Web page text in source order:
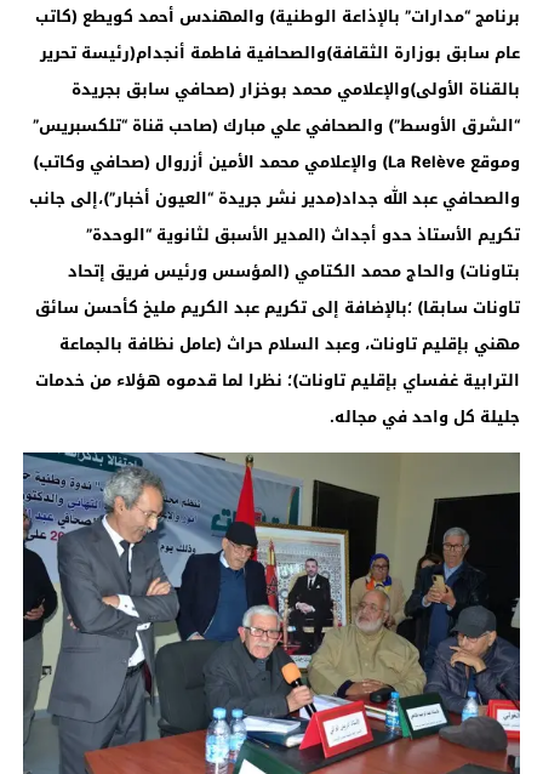
برنامج “مدارات” بالإذاعة الوطنية) والمهندس أحمد كويطع (كاتب
عام سابق بوزارة الثقافة)والصحافية فاطمة أنجدام(رئيسة تحرير
بالقناة الأولى)والإعلامي محمد بوخزار (صحافي سابق بجريدة
“الشرق الأوسط”) والصحافي علي مبارك (صاحب قناة “تلكسبريس”
وموقع
والإعلامي محمد الأمين أزروال (صحافي وكاتب)
والصحافي عبد الله جداد(مدير نشر جريدة “العيون أخبار”)،إلى جانب
تكريم الأستاذ حدو أجداث (المدير الأسبق لثانوية “الوحدة”
بتاونات) والحاج محمد الكتامي (المؤسس ورئيس فريق إتحاد
تاونات سابقا) ؛بالإضافة إلى تكريم عبد الكريم مليخ كأحسن سائق
مهني بإقليم تاونات، وعبد السلام حراث (عامل نظافة بالجماعة
الترابية غفساي بإقليم تاونات)؛ نظرا لما قدموه هؤلاء من خدمات
جليلة كل واحد في مجاله.